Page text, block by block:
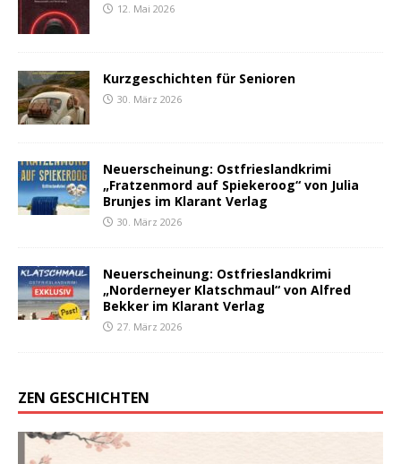
12. Mai 2026
Kurzgeschichten für Senioren
30. März 2026
Neuerscheinung: Ostfrieslandkrimi
„Fratzenmord auf Spiekeroog“ von Julia
Brunjes im Klarant Verlag
30. März 2026
Neuerscheinung: Ostfrieslandkrimi
„Norderneyer Klatschmaul“ von Alfred
Bekker im Klarant Verlag
27. März 2026
ZEN GESCHICHTEN